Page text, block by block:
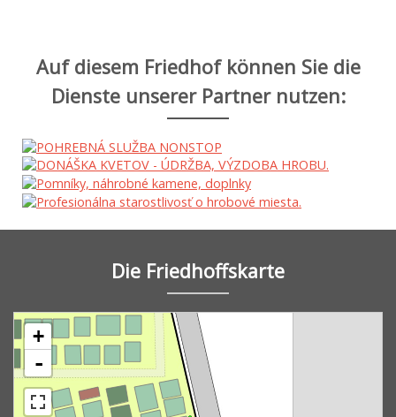
Auf diesem Friedhof können Sie die
Dienste unserer Partner nutzen:
Die Friedhoffskarte
+
-